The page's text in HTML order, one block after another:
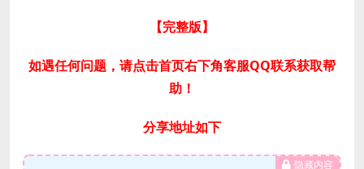
【完整版】
如遇任何问题，请点击首页右下角客服QQ联系获取帮
助！
分享地址如下
隐藏内容